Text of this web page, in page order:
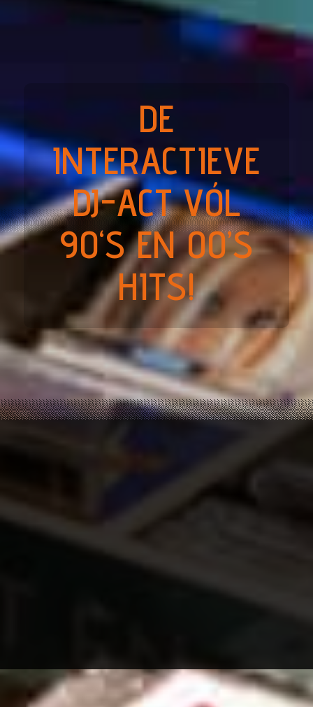
DE
INTERACTIEVE
DJ-ACT VÓL
90‘S EN 00’S
HITS!